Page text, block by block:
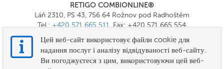
RETIGO COMBIONLINE®
Láň 2310, PS 43, 756 64 Rožnov pod Radhoštěm
Tel.:+420 571 665 511, Fax: +420 571 665 554
Цей веб-сайт використовує файли cookie для
надання послуг і аналізу відвідуваності веб-сайту.
Ви погоджуєтеся з цим, використовуючи цей веб-